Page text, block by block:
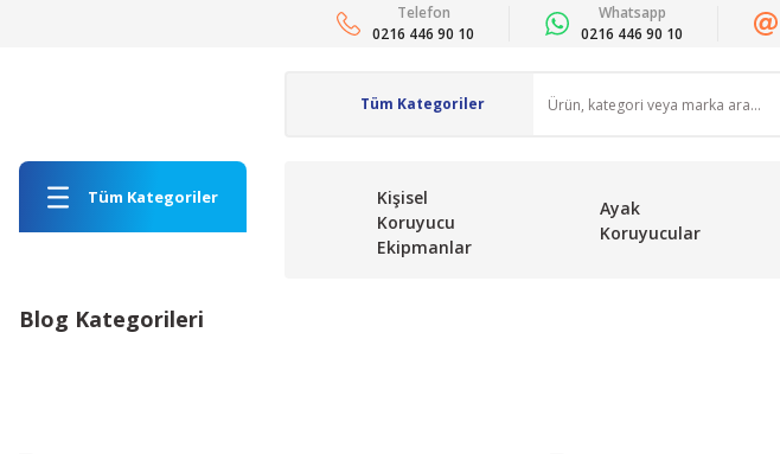
Telefon
0216 446 90 10
Whatsapp
0216 446 90 10
Tüm Kategoriler
Kişisel
Koruyucu
Ekipmanlar
Ayak
Koruyucular
Blog Kategorileri